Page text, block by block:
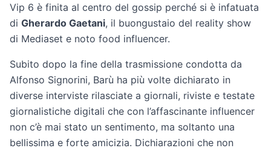
Vip 6 è finita al centro del gossip perché si è infatuata
di Gherardo Gaetani, il buongustaio del reality show
di Mediaset e noto food influencer.
Subito dopo la fine della trasmissione condotta da
Alfonso Signorini, Barù ha più volte dichiarato in
diverse interviste rilasciate a giornali, riviste e testate
giornalistiche digitali che con l’affascinante influencer
non c’è mai stato un sentimento, ma soltanto una
bellissima e forte amicizia. Dichiarazioni che non